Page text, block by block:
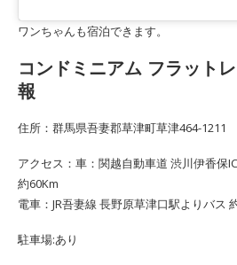
ワンちゃんも宿泊できます。
コンドミニアム フラット
報
住所：群馬県吾妻郡草津町草津464-1211
アクセス：車：関越自動車道 渋川伊香保
約60Km
電車：JR吾妻線 長野原草津口駅よりバス
駐車場:あり